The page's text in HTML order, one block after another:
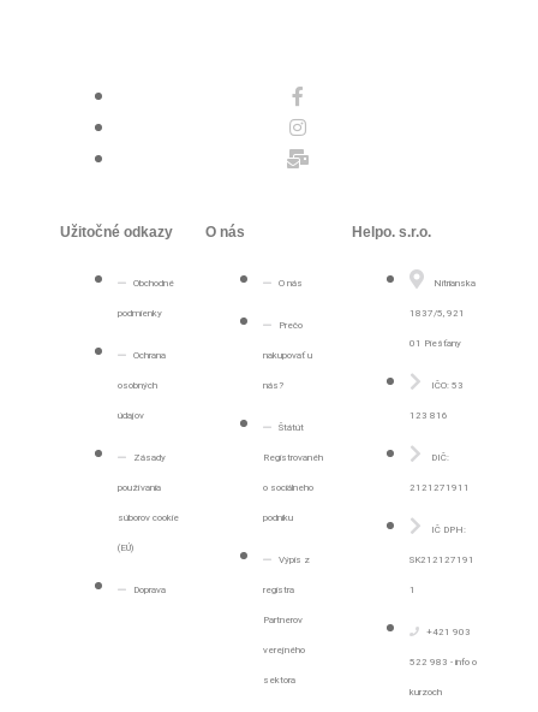
Užitočné odkazy
Obchodné
podmienky
Ochrana
osobných
údajov
Zásady
používania
súborov cookie
(EÚ)
Doprava
O nás
O nás
Prečo
nakupovať u
nás?
Štátút
Registrovanéh
o sociálneho
podniku
Výpis z
registra
Partnerov
verejného
sektora
Helpo. s.r.o.
Nitrianska
1837/5, 921
01 Piešťany
IČO: 53
123 816
DIČ:
2121271911
IČ DPH:
SK212127191
1
+421 903
522 983 - info o
kurzoch